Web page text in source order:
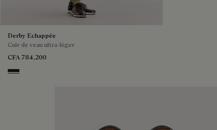
Derby Echappée
Cuir de veau ultra-léger
CFA 784,200
Brown